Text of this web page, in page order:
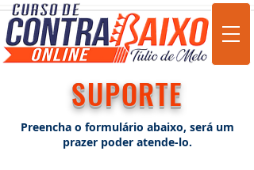
SUPORTE
Preencha o formulário abaixo, será um
prazer poder atende-lo.